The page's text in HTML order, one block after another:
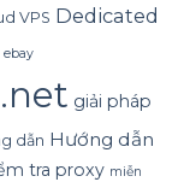
VPS Dedicated
ebay
giải pháp
dẫn Hướng dẫn
tra proxy miễn